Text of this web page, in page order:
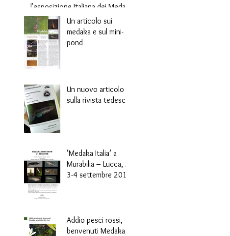
l'esposizione Italiana dei Medak
a.
Un articolo sui
medaka e sul mini-
pond
Un nuovo articolo
sulla rivista tedesca
‘Medaka Italia’ a
Murabilia – Lucca, 2-
3-4 settembre 2016
Addio pesci rossi,
benvenuti Medaka,